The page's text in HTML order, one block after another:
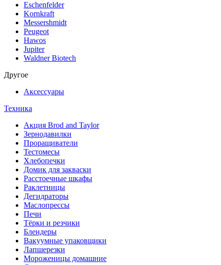
Eschenfelder
Kornkraft
Messershmidt
Peugeot
Hawos
Jupiter
Waldner Biotech
Другое
Аксессуары
Техника
Акция Brod and Taylor
Зернодавилки
Проращиватели
Тестомесы
Хлебопечки
Домик для закваски
Расстоечные шкафы
Раклетницы
Дегидраторы
Маслопрессы
Печи
Тёрки и резчики
Блендеры
Вакуумные упаковщики
Лапшерезки
Мороженицы домашние